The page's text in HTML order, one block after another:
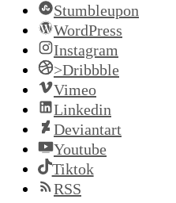
Stumbleupon
WordPress
Instagram
>Dribbble
Vimeo
Linkedin
Deviantart
Youtube
Tiktok
RSS